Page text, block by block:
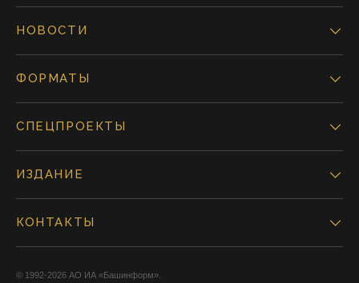
НОВОСТИ
ФОРМАТЫ
СПЕЦПРОЕКТЫ
ИЗДАНИЕ
КОНТАКТЫ
© 1992-2026 АО ИА «Башинформ».